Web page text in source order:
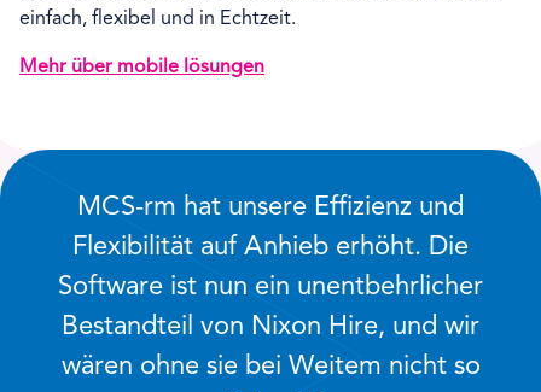
einfach, flexibel und in Echtzeit.
Mehr über mobile lösungen
MCS-rm hat unsere Effizienz und
Flexibilität auf Anhieb erhöht. Die
Software ist nun ein unentbehrlicher
Bestandteil von Nixon Hire, und wir
wären ohne sie bei Weitem nicht so